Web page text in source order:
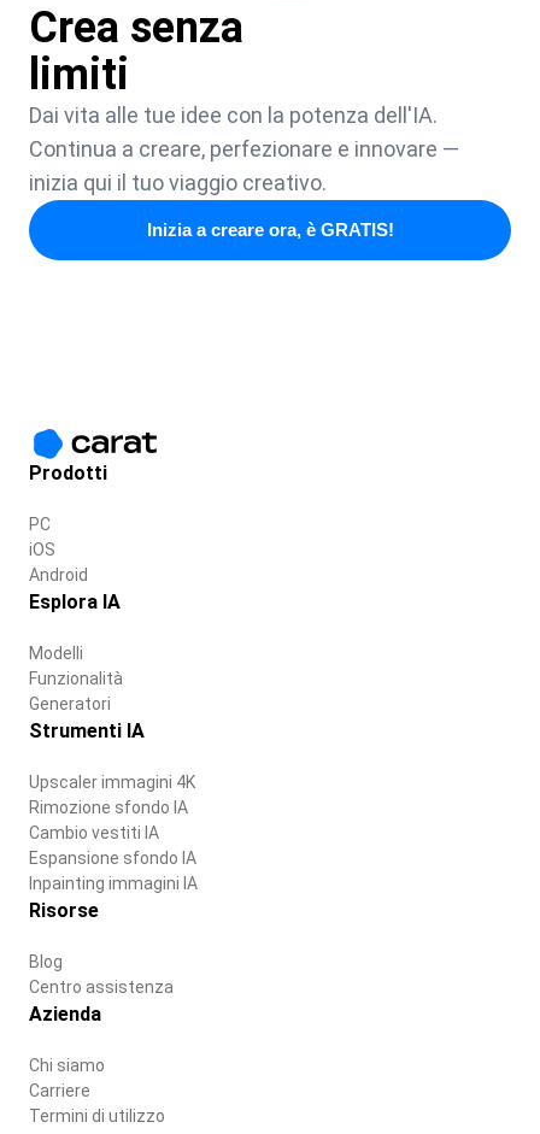
Crea senza
limiti
Dai vita alle tue idee con la potenza dell'IA.
Continua a creare, perfezionare e innovare —
inizia qui il tuo viaggio creativo.
Inizia a creare ora, è GRATIS!
Prodotti
PC
iOS
Android
Esplora IA
Modelli
Funzionalità
Generatori
Strumenti IA
Upscaler immagini 4K
Rimozione sfondo IA
Cambio vestiti IA
Espansione sfondo IA
Inpainting immagini IA
Risorse
Blog
Centro assistenza
Azienda
Chi siamo
Carriere
Termini di utilizzo